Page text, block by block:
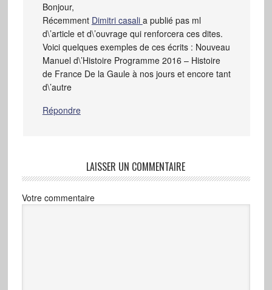
Bonjour,
Récemment Dimitri casali a publié pas ml
d\’article et d\’ouvrage qui renforcera ces dites.
Voici quelques exemples de ces écrits : Nouveau
Manuel d\’Histoire Programme 2016 – Histoire
de France De la Gaule à nos jours et encore tant
d\’autre
Répondre
LAISSER UN COMMENTAIRE
Votre commentaire